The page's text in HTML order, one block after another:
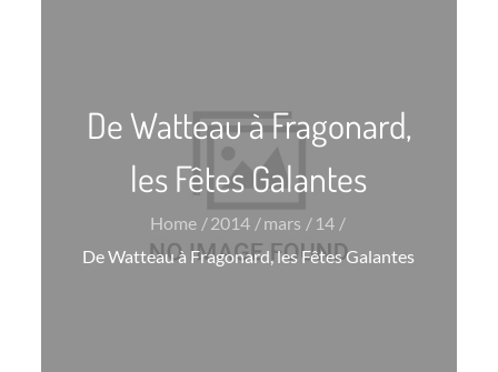
De Watteau à Fragonard,
les Fêtes Galantes
Home 2014 mars
14
De Watteau à Fragonard, les Fêtes Galantes